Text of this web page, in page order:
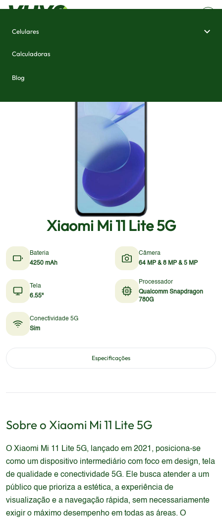
Celulares
Calculadoras
Blog
Xiaomi Mi 11 Lite 5G
Bateria
4250 mAh
Câmera
64 MP & 8 MP & 5 MP
Tela
6.55"
Processador
Qualcomm Snapdragon
780G
Conectividade 5G
Sim
Especificações
Sobre o Xiaomi Mi 11 Lite 5G
O Xiaomi Mi 11 Lite 5G, lançado em 2021, posiciona-se
como um dispositivo intermediário com foco em design, tela
de qualidade e conectividade 5G. Ele busca atender a um
público que prioriza a estética, a experiência de
visualização e a navegação rápida, sem necessariamente
exigir o máximo desempenho em todas as áreas. O